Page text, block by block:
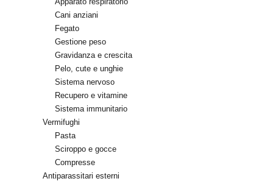
Cani anziani
Fegato
Gestione peso
Gravidanza e crescita
Pelo, cute e unghie
Sistema nervoso
Recupero e vitamine
Sistema immunitario
Vermifughi
Pasta
Sciroppo e gocce
Compresse
Antiparassitari esterni